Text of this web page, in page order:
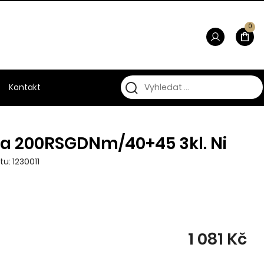
200RSGDNm/40+45 3kl. Ni
1230011
1 081 Kč
Kontakt
0